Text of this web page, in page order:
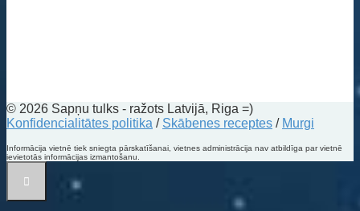
© 2026 Sapņu tulks - ražots Latvijā, Riga =)
Konfidencialitātes politika / Skābenes receptes / Murgi
Informācija vietnē tiek sniegta pārskatīšanai, vietnes administrācija nav atbildīga par vietnē
ievietotās informācijas izmantošanu.